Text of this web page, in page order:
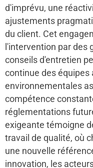
d'imprévu, une
ajustements
du client. Cet
l'intervention par des
conseils d'entretien
continue des équipes
environnementales
compétence
réglementations
exigeante témoigne
travail de qualité, où
une nouvelle
innovation, les